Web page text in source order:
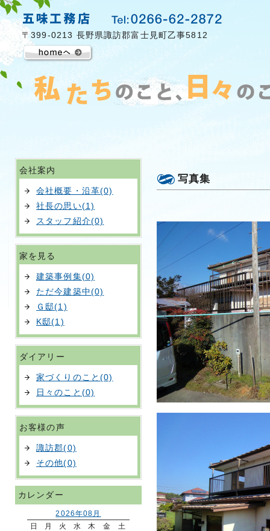
〒399-0213 長野県諏訪郡富士見町乙事5812
会社案内
会社概要・沿革(0)
社長の思い(1)
スタッフ紹介(0)
家を見る
建築事例集(0)
ただ今建築中(0)
Ｇ邸(1)
K邸(1)
ダイアリー
家づくりのこと(0)
日々のこと(0)
お客様の声
諏訪郡(0)
その他(0)
カレンダー
2026年08月
日
月 火 水 木 金
土
写真集